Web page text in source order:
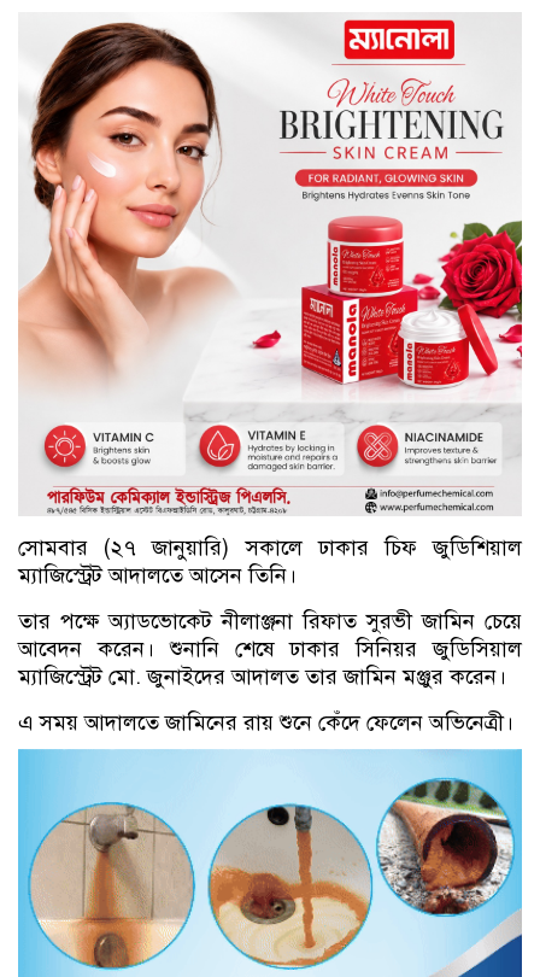
সোমবার (২৭ জানুয়ারি) সকালে ঢাকার চিফ জুডিশিয়াল
ম্যাজিস্ট্রেট আদালতে আসেন তিনি।
তার পক্ষে অ্যাডভোকেট নীলাঞ্জনা রিফাত সুরভী জামিন চেয়ে
আবেদন করেন। শুনানি শেষে ঢাকার সিনিয়র জুডিসিয়াল
ম্যাজিস্ট্রেট মো. জুনাইদের আদালত তার জামিন মঞ্জুর করেন।
এ সময় আদালতে জামিনের রায় শুনে কেঁদে ফেলেন অভিনেত্রী।